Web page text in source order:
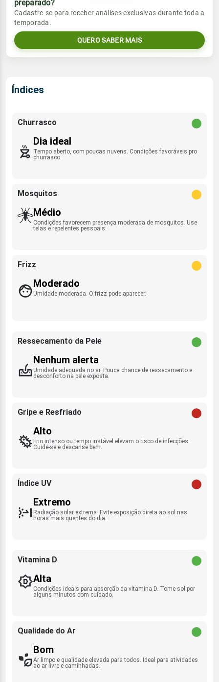
Umidade do ar
28%71%
Rajada de vento
Sol
06:50h às 18:08h
Lua
Chuva
0.2mm
Umidade do ar
Vento
SE/ESE - 10km/h
Rajada de vento
Sol
preparado?
Cadastre-se para receber análises exclusivas durante toda a
temporada.
QUERO SABER MAIS
Índices
Churrasco
Dia ideal
Tempo aberto, com poucas nuvens. Condições favoráveis pro
churrasco.
Mosquitos
Médio
Condições favorecem presença moderada de mosquitos. Use
telas e repelentes pessoais.
Frizz
Moderado
Umidade moderada. O frizz pode aparecer.
Ressecamento da Pele
Nenhum alerta
Umidade adequada no ar. Pouca chance de ressecamento e
desconforto na pele exposta.
Gripe e Resfriado
Alto
Frio intenso ou tempo instável elevam o risco de infecções.
Cuide-se e descanse bem.
Índice UV
Extremo
Radiação solar extrema. Evite exposição direta ao sol nas
horas mais quentes do dia.
Vitamina D
Alta
Condições ideais para absorção da vitamina D. Tome sol por
alguns minutos com cuidado.
Qualidade do Ar
Bom
Ar limpo e qualidade elevada para todos. Ideal para atividades
ao ar livre e caminhadas.